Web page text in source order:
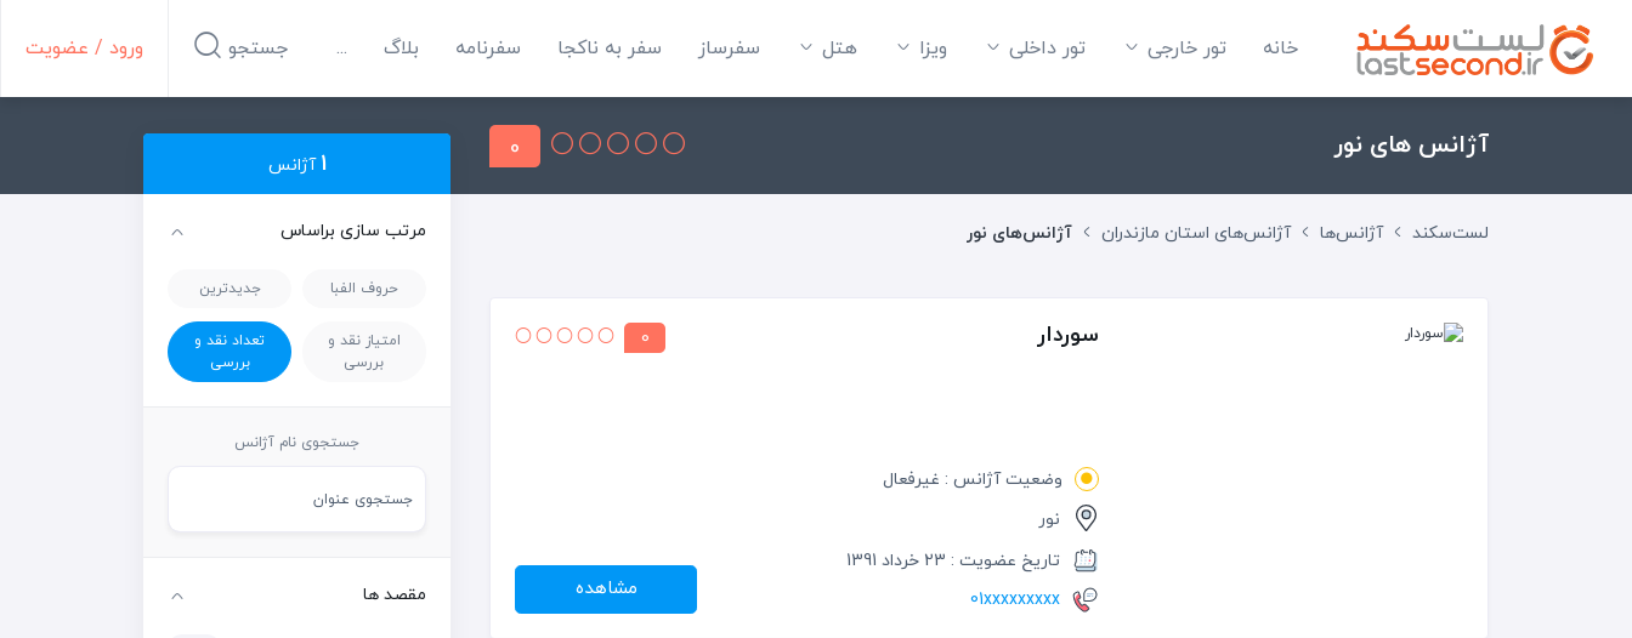
خانه تور خارجی تور داخلی ویزا هتل‌ سفرساز سفر به ناکجا سفرنامه بلاگ ... ورود / عضویت جستجو
آژانس های نور 0
لست‌سکند آژانس‌ها آژانس‌های استان مازندران آژانس‌های نور
سوردار 0
وضعیت آژانس : غیرفعال
نور
تاریخ عضویت : 23 خرداد 1391
01xxxxxxxxx
مشاهده
1 آژانس
مرتب سازی براساس
حروف الفبا جدیدترین
امتیاز نقد و
بررسی
تعداد نقد و
بررسی
جستجوی نام آژانس
مقصد ها